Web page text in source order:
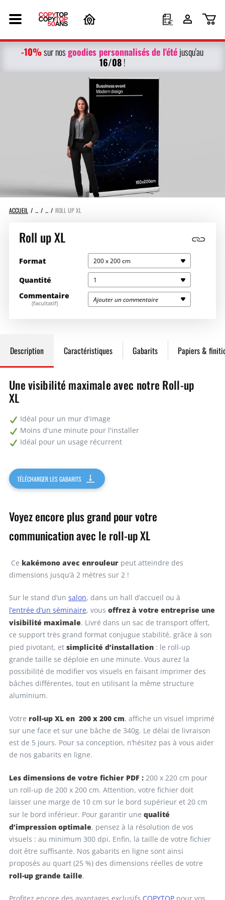
-10%sur nosgoodies personnalisésde l'étéjusqu'au
16/08!
ACCUEIL ROLL UP XL
Roll up XL
Format 200 x 200 cm
Quantité 1
607,20€
2
5 468,68€
Demandez un devis
Commentaire
(facultatif) Ajouter un commentaire
Description Caractéristiques Gabarits Papiers &
Une visibilité maximale avec notre Roll-up
XL
Idéal pour un mur d'image
Moins d'une minute pour l'installer
Idéal pour un usage récurrent
TÉLÉCHARGER LES GABARITS
Voyez encore plus grand pour votre
communication avec le roll-up XL
Ce kakémono avec enrouleurpeut atteindre des
dimensions jusqu’à 2 mètres sur 2 !
Sur le stand d’un salon, dans un hall d’accueil ou à
l’entrée d’un séminaire, vous offrez à votre entreprise une
visibilité maximale. Livré dans un sac de transport offert,
ce support très grand format conjugue stabilité, grâce à son
pied pivotant, et simplicité d’installation: le roll-up
grande taille se déploie en une minute. Vous aurez la
possibilité de modifier vos visuels en faisant imprimer des
bâches différentes, tout en utilisant la même structure
aluminium.
Votre roll-up XL en 200 x 200 cm, affiche un visuel imprimé
sur une face et sur une bâche de 340g. Le délai de livraison
est de 5 jours. Pour sa conception, n’hésitez pas à vous aider
de nos gabarits en ligne.
Les dimensions de votre fichier PDF : 200 x 220 cm pour
un roll-up de 200 x 200 cm. Attention, votre fichier doit
laisser une marge de 10 cm sur le bord supérieur et 20 cm
sur le bord inférieur. Pour garantir une qualité
d’impression optimale, pensez à la résolution de vos
visuels : au minimum 300 dpi. Enfin, la taille de votre fichier
doit être suffisante. Nos gabarits en ligne sont ainsi
proposés au quart (25 %) des dimensions réelles de votre
roll-up grande taille.